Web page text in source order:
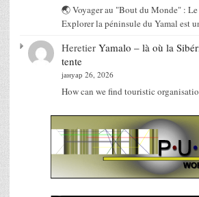
🌏 Voyager au "Bout du Monde" :
Explorer la péninsule du Yamal est
Heretier Yamalo – là où la
tente
јануар 26, 2026
How can we find touristic